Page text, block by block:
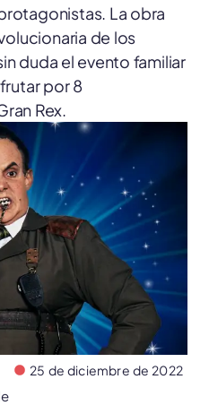
La obra
de los
duda el evento familiar
por 8
Rex.
25 de diciembre de 2022